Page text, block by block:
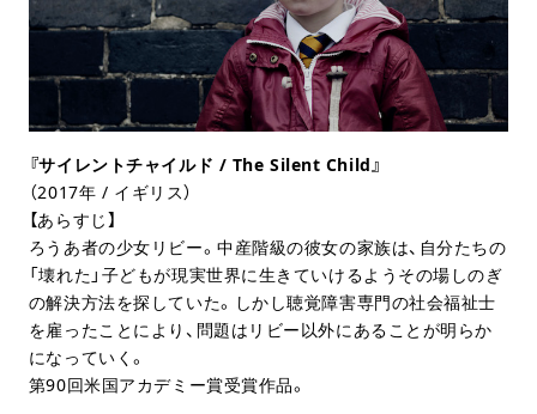
『サイレントチャイルド / The Silent Child』
（2017年 / イギリス）
【あらすじ】
ろうあ者の少女リビー。中産階級の彼女の家族は、自分たちの
「壊れた」子どもが現実世界に生きていけるようその場しのぎ
の解決方法を探していた。しかし聴覚障害専門の社会福祉士
を雇ったことにより、問題はリビー以外にあることが明らか
になっていく。
第90回米国アカデミー賞受賞作品。